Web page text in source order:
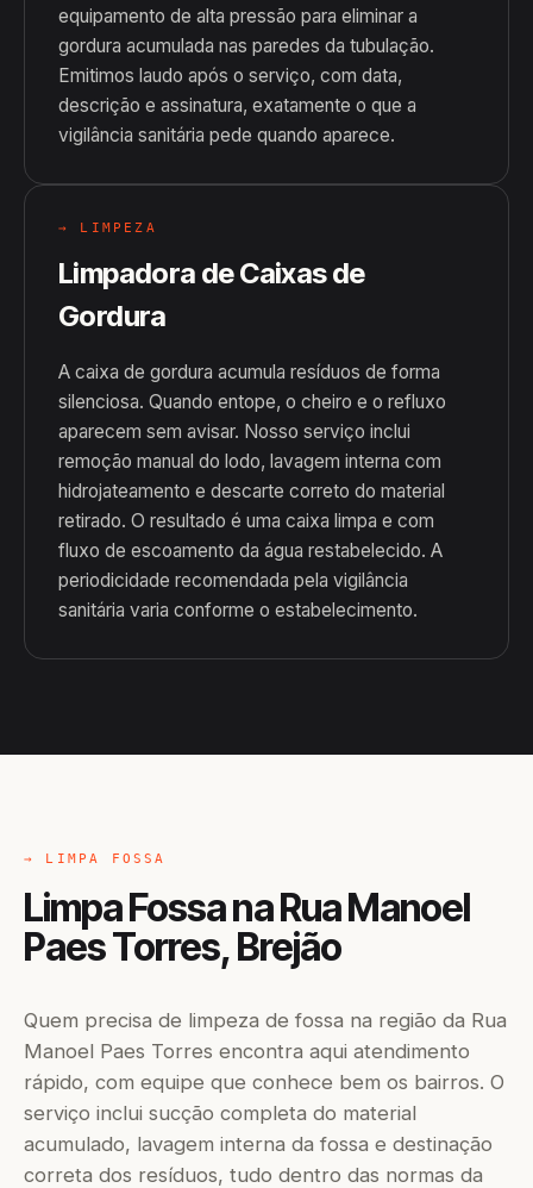
equipamento de alta pressão para eliminar a
gordura acumulada nas paredes da tubulação.
Emitimos laudo após o serviço, com data,
descrição e assinatura, exatamente o que a
vigilância sanitária pede quando aparece.
→ LIMPEZA
Limpadora de Caixas de
Gordura
A caixa de gordura acumula resíduos de forma
silenciosa. Quando entope, o cheiro e o refluxo
aparecem sem avisar. Nosso serviço inclui
remoção manual do lodo, lavagem interna com
hidrojateamento e descarte correto do material
retirado. O resultado é uma caixa limpa e com
fluxo de escoamento da água restabelecido. A
periodicidade recomendada pela vigilância
sanitária varia conforme o estabelecimento.
→ LIMPA FOSSA
Limpa Fossa na Rua Manoel
Paes Torres, Brejão
Quem precisa de limpeza de fossa na região da Rua
Manoel Paes Torres encontra aqui atendimento
rápido, com equipe que conhece bem os bairros. O
serviço inclui sucção completa do material
acumulado, lavagem interna da fossa e destinação
correta dos resíduos, tudo dentro das normas da